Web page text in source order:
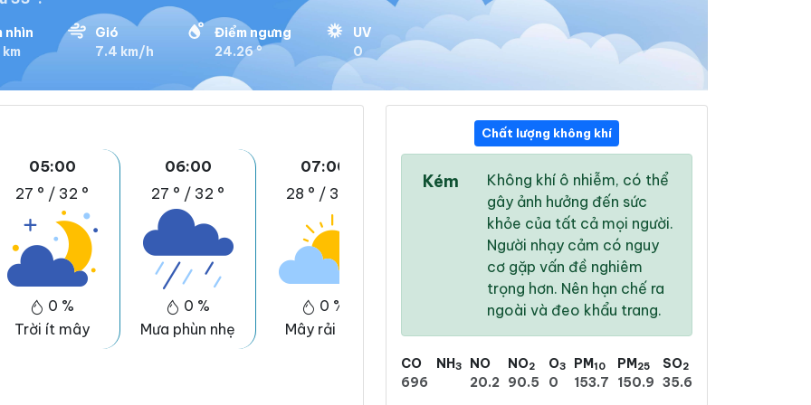
nhìn
Gió
7.4 km/h
Điểm ngưng
24.26 °
UV
0
05:00
27 ° / 32 °
0 %
Trời ít mây
06:00
27 ° / 32 °
0 %
Mưa phùn nhẹ
07:00
28 ° / 34 °
0 %
Mây rải rác
29 °/
29 °
/36 °
0 %
Chất lượng không khí
Kém
Không khí ô nhiễm, có thể
gây ảnh hưởng đến sức
khỏe của tất cả mọi người.
Người nhạy cảm có nguy
cơ gặp vấn đề nghiêm
trọng hơn. Nên hạn chế ra
ngoài và đeo khẩu trang.
CO
696
NH3
NO
20.2
NO2
90.5
O3
0
PM10
153.7
PM25
150.9
SO2
35.6